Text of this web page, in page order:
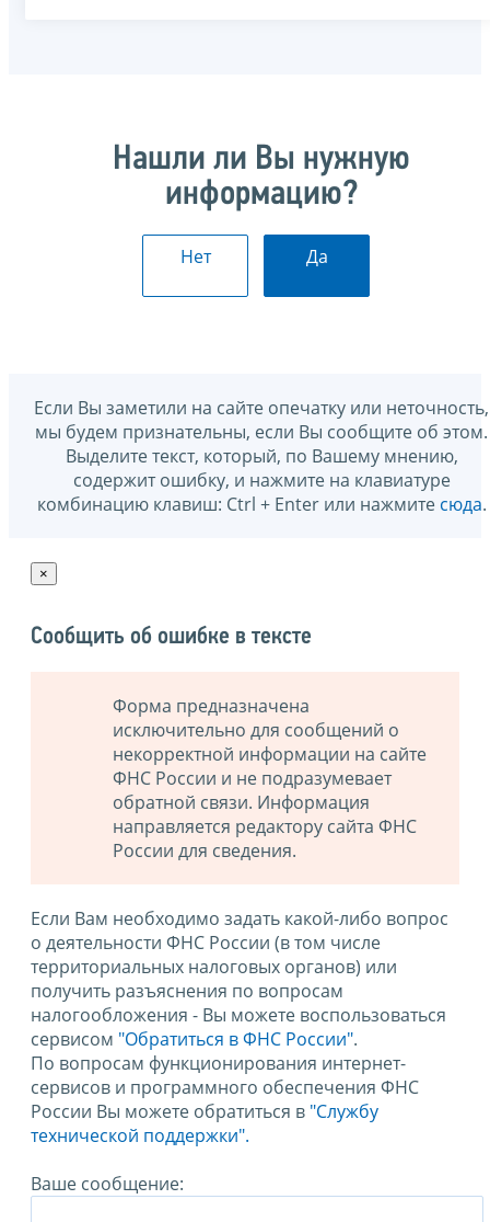
Нашли ли Вы нужную
информацию?
Нет Да
Если Вы заметили на сайте опечатку или неточность,
мы будем признательны, если Вы сообщите об этом.
Выделите текст, который, по Вашему мнению,
содержит ошибку, и нажмите на клавиатуре
комбинацию клавиш: Ctrl + Enter или нажмите сюда.
×
Сообщить об ошибке в тексте
Форма предназначена
исключительно для сообщений о
некорректной информации на сайте
ФНС России и не подразумевает
обратной связи. Информация
направляется редактору сайта ФНС
России для сведения.
Если Вам необходимо задать какой-либо вопрос
о деятельности ФНС России (в том числе
территориальных налоговых органов) или
получить разъяснения по вопросам
налогообложения - Вы можете воспользоваться
сервисом "Обратиться в ФНС России".
По вопросам функционирования интернет-
сервисов и программного обеспечения ФНС
России Вы можете обратиться в "Службу
технической поддержки".
Ваше сообщение: